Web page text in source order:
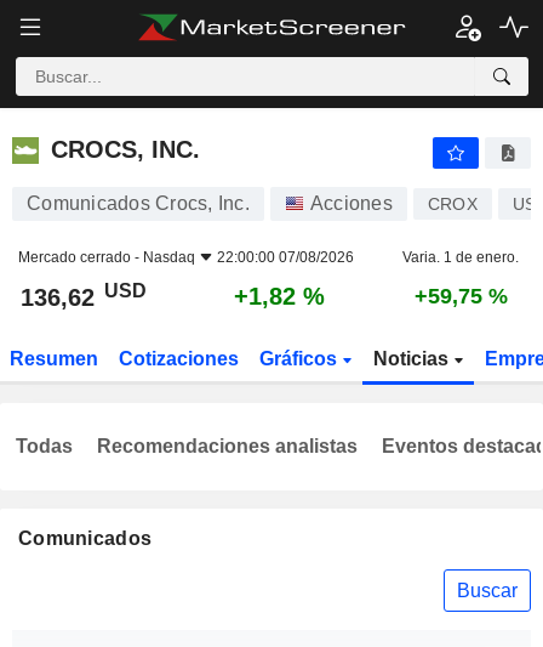
CROCS, INC.
CROCS, INC.
Comunicados Crocs, Inc. Acciones CROX
Mercado cerrado - Nasdaq 22:00:00 07/08/2026 Varia. 1 de enero.
136,62 USD +1,82 % +59,75 %
Resumen Cotizaciones Gráficos Noticias
Comunicados
Buscar
Todas Recomendaciones analistas Eventos